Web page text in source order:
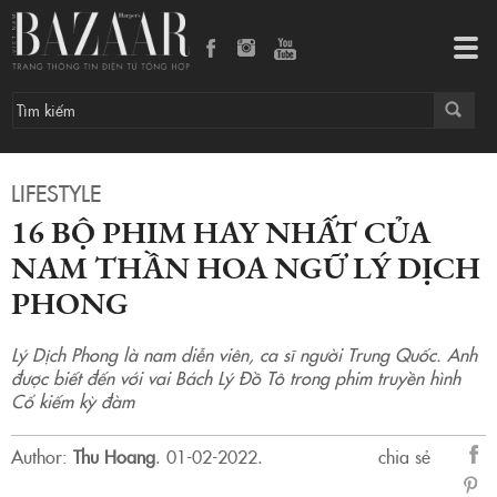
LIFESTYLE
16 BỘ PHIM HAY NHẤT CỦA
NAM THẦN HOA NGỮ LÝ DỊCH
PHONG
Lý Dịch Phong là nam diễn viên, ca sĩ người Trung Quốc. Anh
được biết đến với vai Bách Lý Đồ Tô trong phim truyền hình
Cổ kiếm kỳ đàm
Author: Thu Hoang. 01-02-2022.
chia sẻ
sẻ